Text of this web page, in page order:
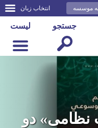
انتخاب زبان موسسه
لیست جستجو
نظامی» دو